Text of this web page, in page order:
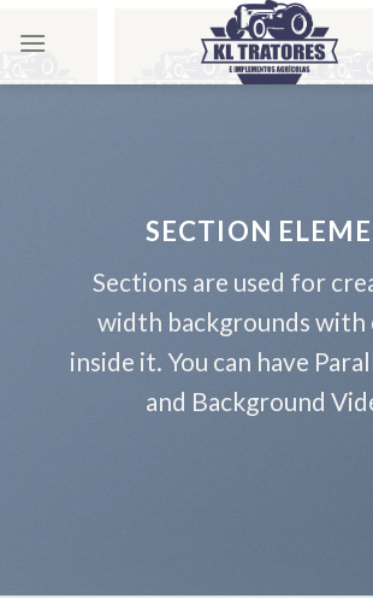
SECTION
Sections are used for
width backgrounds
inside it. You can have
and Background